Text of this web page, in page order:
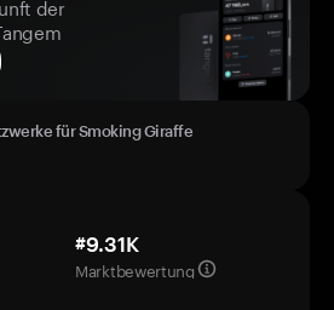
der
für Smoking Giraffe
#9.31K
Marktbewertung